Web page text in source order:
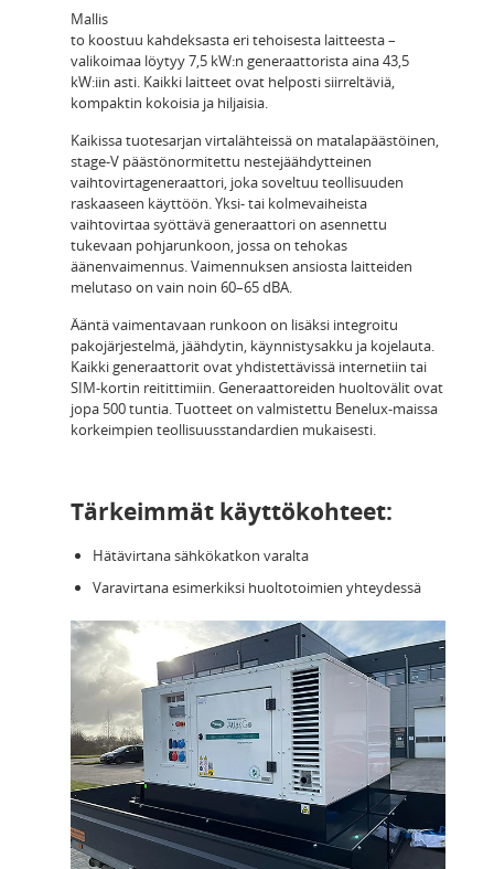
Mallis
to koostuu kahdeksasta eri tehoisesta laitteesta –
valikoimaa löytyy 7,5 kW:n generaattorista aina 43,5
kW:iin asti. Kaikki laitteet ovat helposti siirreltäviä,
kompaktin kokoisia ja hiljaisia.
Kaikissa tuotesarjan virtalähteissä on matalapäästöinen,
stage-V päästönormitettu nestejäähdytteinen
vaihtovirtageneraattori, joka soveltuu teollisuuden
raskaaseen käyttöön. Yksi- tai kolmevaiheista
vaihtovirtaa syöttävä generaattori on asennettu
tukevaan pohjarunkoon, jossa on tehokas
äänenvaimennus. Vaimennuksen ansiosta laitteiden
melutaso on vain noin 60–65 dBA.
Ääntä vaimentavaan runkoon on lisäksi integroitu
pakojärjestelmä, jäähdytin, käynnistysakku ja kojelauta.
Kaikki generaattorit ovat yhdistettävissä internetiin tai
SIM-kortin reitittimiin. Generaattoreiden huoltovälit ovat
jopa 500 tuntia. Tuotteet on valmistettu Benelux-maissa
korkeimpien teollisuusstandardien mukaisesti.
Tärkeimmät käyttökohteet:
Hätävirtana sähkökatkon varalta
Varavirtana esimerkiksi huoltotoimien yhteydessä